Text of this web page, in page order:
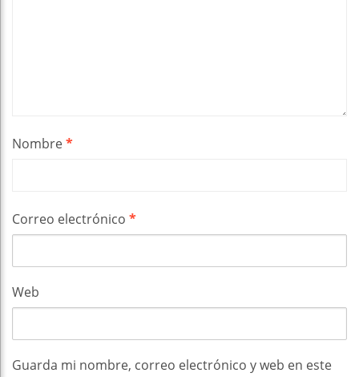
Nombre*
Correo electrónico *
Web
Guarda mi nombre, correo electrónico y web en este